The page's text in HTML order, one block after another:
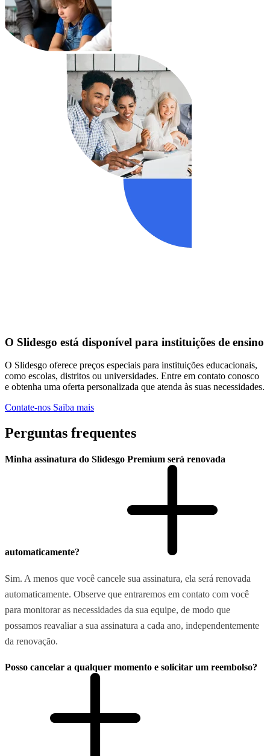
O Slidesgo está disponível para instituições de ensino
O Slidesgo oferece preços especiais para instituições educacionais,
como escolas, distritos ou universidades. Entre em contato conosco
e obtenha uma oferta personalizada que atenda às suas necessidades.
Contate-nos Saiba mais
Perguntas frequentes
Minha assinatura do Slidesgo Premium será renovada
automaticamente?
Sim. A menos que você cancele sua assinatura, ela será renovada
automaticamente. Observe que entraremos em contato com você
para monitorar as necessidades da sua equipe, de modo que
possamos reavaliar a sua assinatura a cada ano, independentemente
da renovação.
Posso cancelar a qualquer momento e solicitar um reembolso?